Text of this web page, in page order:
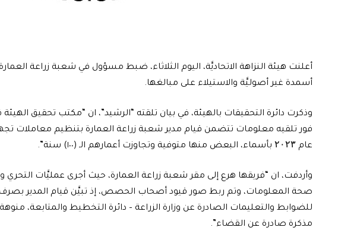
أعلنت هيئة النزاهة الاتحاديَّة، اليوم الثلاثاء، ضبط مسؤول في شعبة زراعة
أسمدة غير أصوليَّة والاستيلاء على مبالغها.
وذكرت دائرة التحقيقات بالهيئة، في بيان تلقته “الرشيد”، ان “مكتب تحقيق
فور تلقيه معلومات تتضمن قيام مدير شعبة زراعة العمارة بتنظيم معاملات
عام ۲۰۲۳ بأسماء، البعض منها متوفية وتجاوزت أعمارهم الـ (١٠٠) سنة”.
وأردفت، ان “فريقها هرع إلى مقر شعبة زراعة العمارة، حيث أجرى عمليَّات
صحة المعلومات، وتم ربط صور قيود أصحاب الحصص، إذ تبيَّن قيام المدير بصرف
للضوابط والتعليمات الصادرة عن وزارة الزراعة – دائرة التخطيط والمتابعة،
مذكرة صادرة عن القضاء”.